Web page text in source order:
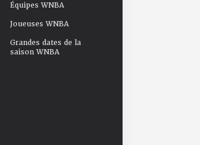
Équipes WNBA
Joueuses WNBA
Grandes dates de la
saison WNBA